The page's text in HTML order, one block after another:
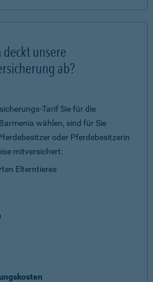
unsere
ab?
Tarif Sie für die
wählen, sind für Sie
oder Pferdebesitzerin
mitversichert:
Elterntieres